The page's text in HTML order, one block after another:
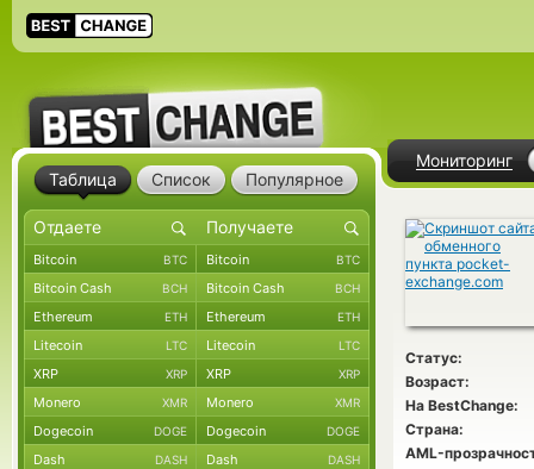
Мониторинг
Статус:
Возраст:
На BestChange:
Страна:
AML-
Таблица Список Популярное
Bitcoin BTC Bitcoin BTC
Bitcoin Cash BCH Bitcoin Cash BCH
Ethereum ETH Ethereum ETH
Litecoin LTC Litecoin LTC
XRP XRP XRP XRP
Monero XMR Monero XMR
Dogecoin DOGE Dogecoin DOGE
Dash DASH Dash DASH